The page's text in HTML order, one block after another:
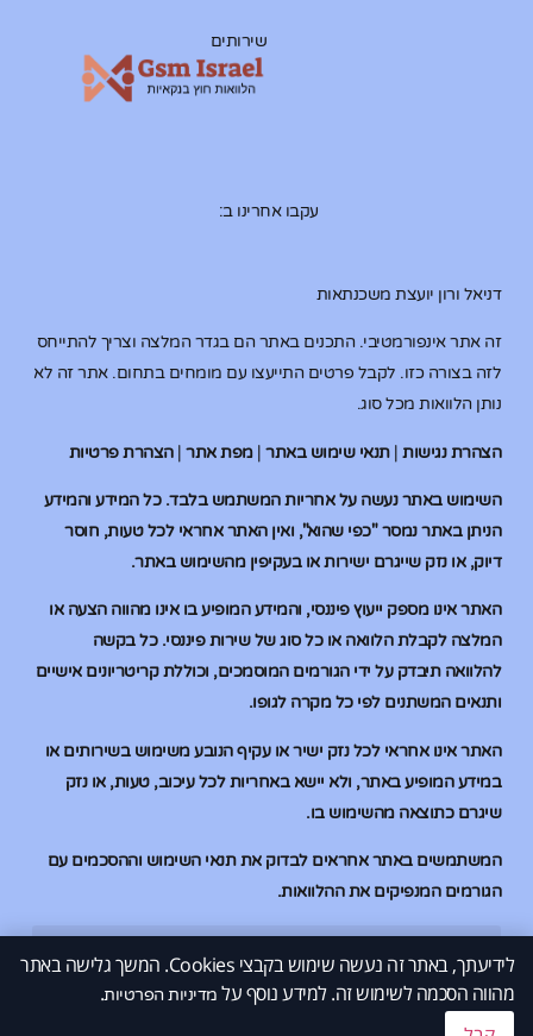
דניאל ורון יועצת משכנתאות
זה אתר אינפורמטיבי. התכנים באתר הם בגדר המלצה וצריך להתייחס
לזה בצורה כזו. לקבל פרטים התייעצו עם מומחים בתחום. אתר זה לא
נותן הלוואות מכל סוג.
הצהרת נגישות|תנאי שימוש באתר|מפת אתר|הצהרת פרטיות
השימוש באתר נעשה על אחריות המשתמש בלבד. כל המידע והמידע
הניתן באתר נמסר "כפי שהוא", ואין האתר אחראי לכל טעות, חוסר
דיוק, או נזק שייגרם ישירות או בעקיפין מהשימוש באתר.
האתר אינו מספק ייעוץ פיננסי, והמידע המופיע בו אינו מהווה הצעה או
המלצה לקבלת הלוואה או כל סוג של שירות פיננסי. כל בקשה
להלוואה תיבדק על ידי הגורמים המוסמכים, וכוללת קריטריונים אישיים
ותנאים המשתנים לפי כל מקרה לגופו.
האתר אינו אחראי לכל נזק ישיר או עקיף הנובע משימוש בשירותים או
במידע המופיע באתר, ולא יישא באחריות לכל עיכוב, טעות, או נזק
שיגרם כתוצאה מהשימוש בו.
המשתמשים באתר אחראים לבדוק את תנאי השימוש וההסכמים עם
הגורמים המנפיקים את ההלוואות.
© 2026 All Rights Reserved.
שירותים
עקבו אחרינו ב:
לידיעתך, באתר זה נעשה שימוש בקבצי Cookies. המשך גלישה באתר
מהווה הסכמה לשימוש זה. למידע נוסף על מדיניות הפרטיות.